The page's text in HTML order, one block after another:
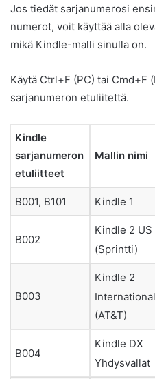
Jos tiedät sarjanumerosi
numerot, voit käyttää alla
mikä Kindle-malli sinulla on.
Käytä Ctrl+F (PC) tai Cmd+F
sarjanumeron etuliitettä.
Kindle
sarjanumeron
etuliitteet
Mallin nimi
B001, B101 Kindle 1
B002
Kindle 2 US
(Sprintti)
B003
Kindle 2
International
(AT&T)
B004
Kindle DX
Yhdysvallat